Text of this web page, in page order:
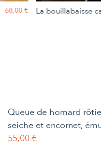
68,00 € La bouillabaisse
Queue de homard
seiche et encornet,
55,00 €